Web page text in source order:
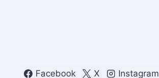
Facebook X
Instagram